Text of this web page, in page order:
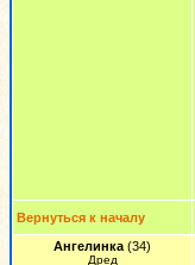
Вернуться к началу
Ангелинка (34)
Дред